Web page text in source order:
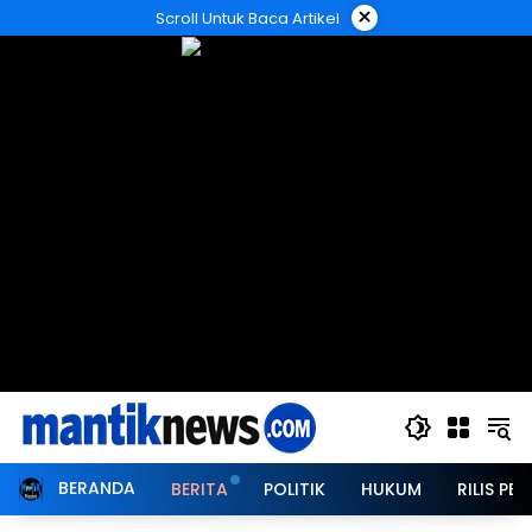
ke
Scroll Untuk Baca Artikel ×
BERANDA BERITA POLITIK HUKUM RILIS